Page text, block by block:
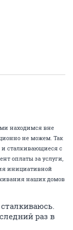
находимся вне
не можем. Так
сталкивающиеся с
оплаты за услуги,
инициативной
наших домов
раз в